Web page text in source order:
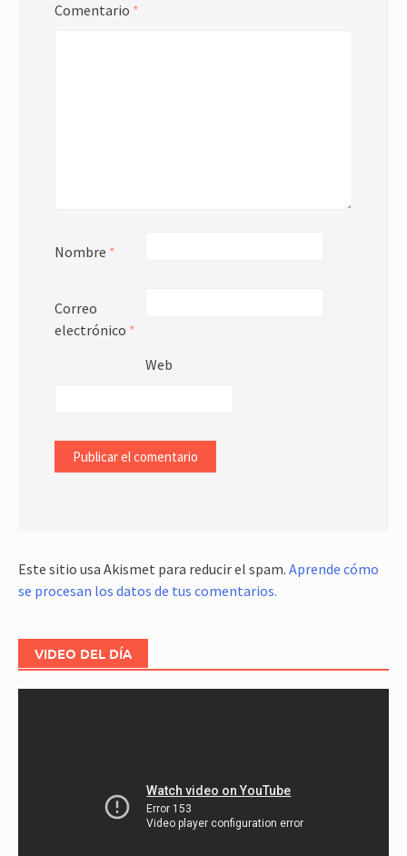
Comentario *
Nombre *
Correo
electrónico *
Web
Este sitio usa Akismet para reducir el spam. Aprende cómo
se procesan los datos de tus comentarios.
VIDEO DEL DÍA